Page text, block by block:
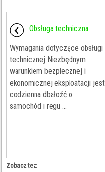
Obsługa techniczna
Wymagania dotyczące obsługi
technicznej Niezbędnym
warunkiem bezpiecznej i
ekonomicznej eksploatacji jest
codzienna dbałoźć o
samochód i regu ...
Zobacz tez: